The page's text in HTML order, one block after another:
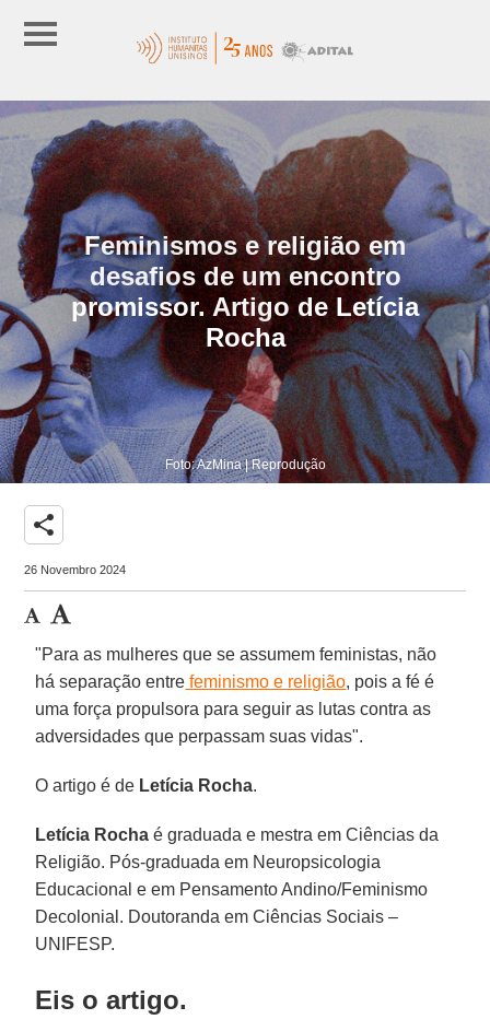
Feminismos e religião em
desafios de um encontro
promissor. Artigo de Letícia
Rocha
Foto: AzMina | Reprodução
share
26 Novembro 2024
"Para as mulheres que se assumem feministas, não
há separação entre feminismo e religião, pois a fé é
uma força propulsora para seguir as lutas contra as
adversidades que perpassam suas vidas".
O artigo é de Letícia Rocha.
Letícia Rocha é graduada e mestra em Ciências da
Religião. Pós-graduada em Neuropsicologia
Educacional e em Pensamento Andino/Feminismo
Decolonial. Doutoranda em Ciências Sociais –
UNIFESP.
Eis o artigo.